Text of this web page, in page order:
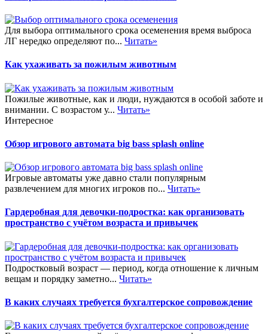
Для выбора оптимального срока осеменения время выброса
ЛГ нередко определяют по... Читать»
Как ухаживать за пожилым животным
Пожилые животные, как и люди, нуждаются в особой заботе и
внимании. С возрастом у... Читать»
Интересное
Обзор игрового автомата big bass splash online
Игровые автоматы уже давно стали популярным
развлечением для многих игроков по... Читать»
Гардеробная для девочки-подростка: как организовать
пространство с учётом возраста и привычек
Подростковый возраст — период, когда отношение к личным
вещам и порядку заметно... Читать»
В каких случаях требуется бухгалтерское сопровождение